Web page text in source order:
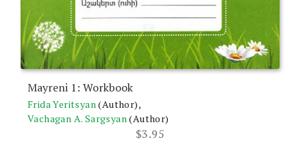
Mayreni 1: Workbook
Frida Yeritsyan (Author),
Vachagan A. Sargsyan (Author)
$3.95